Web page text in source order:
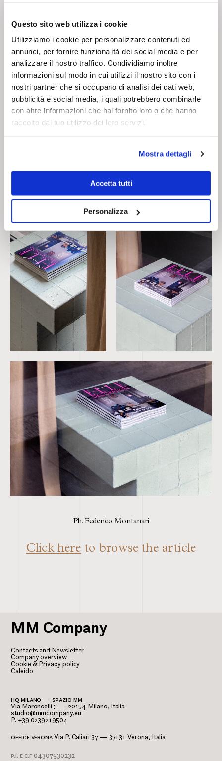
Questo sito web utilizza i cookie
Utilizziamo i cookie per personalizzare contenuti ed
annunci, per fornire funzionalità dei social media e per
analizzare il nostro traffico. Condividiamo inoltre
informazioni sul modo in cui utilizzi il nostro sito con i
nostri partner che si occupano di analisi dei dati web,
pubblicità e social media, i quali potrebbero combinarle
con altre informazioni che hai fornito loro o che hanno
raccolto dal tuo utilizzo dei loro servizi.
Mostra dettagli
Accetta tutti
Personalizza
three fundamental concepts: allure,
the beauty that resides in
imperfection, and a kaleidoscopic
vision. This place, so special to us,
became the cover of the print issue
232 of Elle Decoration España
(March 2025), titled: ‘Aquí se siente
el arte’ (here, art can be felt).”
Manuel e Marco
On show: Cimento
Ph. Federico Montanari
Click hereto browse the article
MM Company
Contacts and Newsletter
Company overview
Cookie & Privacy policy
Caleido
hq milano — spazio mm
Via Maroncelli 3 — 20154 Milano, Italia
studio@mmcompany.eu
P. +39 0239219504
office veronaVia P. Caliari 37 — 37131 Verona, Italia
p.i. e c.f 04307930232